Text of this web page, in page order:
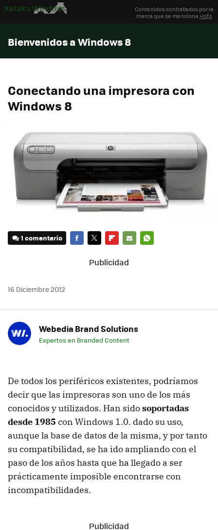
Contenidos contratados por la
marca que se menciona +info
Xataka Windows
Bienvenidos a Windows 8
Conectando una impresora con
Windows 8
1 comentario
MAIL
16 Diciembre 2012
Webedia Brand Solutions
Expertos en Branded Content
De todos los periféricos existentes, podríamos
decir que las impresoras son uno de los más
conocidos y utilizados. Han sidosoportadas
desde 1985 con Windows 1.0. dado su uso,
aunque la base de datos de la misma, y por tanto
su compatibilidad, se ha ido ampliando con el
paso de los años hasta que ha llegado a ser
prácticamente imposible encontrarse con
incompatibilidades.